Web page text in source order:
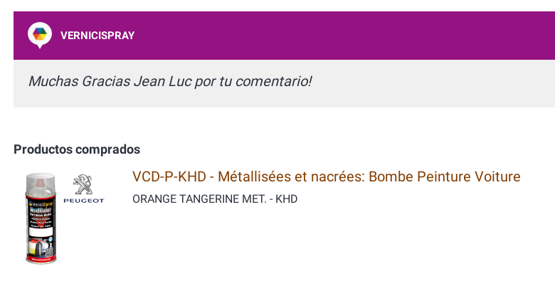
VERNICISPRAY
Muchas Gracias Jean Luc por tu comentario!
Productos comprados
VCD-P-KHD - Métallisées et nacrées: Bombe Peinture Voiture
ORANGE TANGERINE MET. - KHD